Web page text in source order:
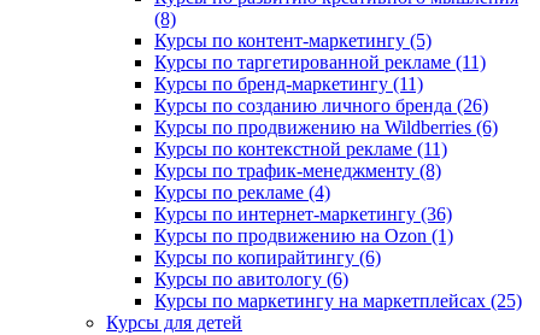
(8)
Курсы по контент-маркетингу (5)
Курсы по таргетированной рекламе (11)
Курсы по бренд-маркетингу (11)
Курсы по созданию личного бренда (26)
Курсы по продвижению на Wildberries (6)
Курсы по контекстной рекламе (11)
Курсы по трафик-менеджменту (8)
Курсы по рекламе (4)
Курсы по интернет-маркетингу (36)
Курсы по продвижению на Ozon (1)
Курсы по копирайтингу (6)
Курсы по авитологу (6)
Курсы по маркетингу на маркетплейсах (25)
Курсы для детей